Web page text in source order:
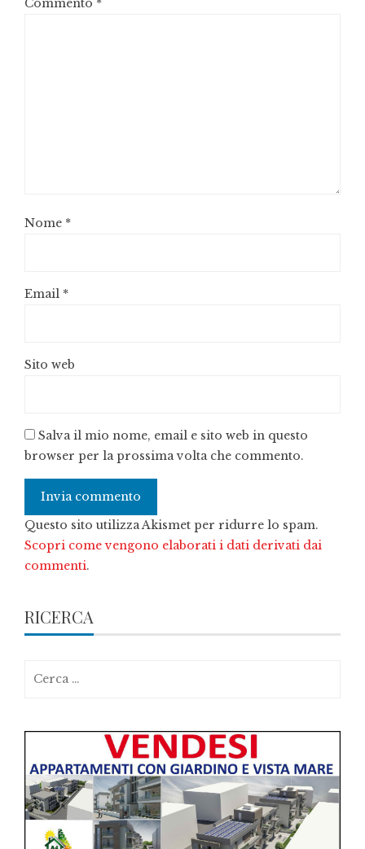
Commento *
Nome *
Email *
Sito web
Salva il mio nome, email e sito web in questo
browser per la prossima volta che commento.
Questo sito utilizza Akismet per ridurre lo spam.
Scopri come vengono elaborati i dati derivati dai
commenti.
RICERCA